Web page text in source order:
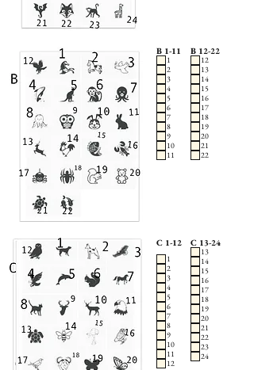
B 1-11
1
2
3
4
5
6
7
8
9
10
11
B 12-22
12
13
14
15
16
17
18
19
20
21
22
C 13-24
13
14
15
16
17
18
19
20
21
22
23
24
C 1-12
1
2
3
4
5
6
7
8
9
10
11
12